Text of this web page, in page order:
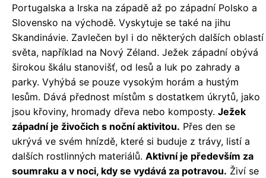
Portugalska a Irska na západě až po západní Polsko a
Slovensko na východě. Vyskytuje se také na jihu
Skandinávie. Zavlečen byl i do některých dalších oblastí
světa, například na Nový Zéland. Ježek západní obývá
širokou škálu stanovišť, od lesů a luk po zahrady a
parky. Vyhýbá se pouze vysokým horám a hustým
lesům. Dává přednost místům s dostatkem úkrytů, jako
jsou křoviny, hromady dřeva nebo komposty. Ježek
západní je živočich s noční aktivitou. Přes den se
ukrývá ve svém hnízdě, které si buduje z trávy, listí a
dalších rostlinných materiálů. Aktivní je především za
soumraku a v noci, kdy se vydává za potravou. Živí se